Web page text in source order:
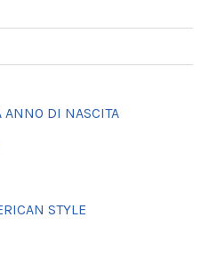
ANNO DI NASCITA
STYLE